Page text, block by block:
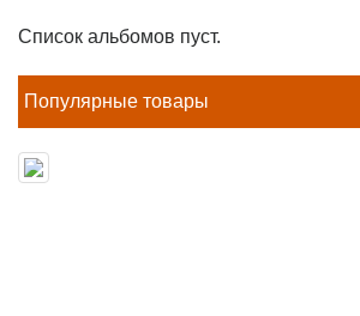
Список альбомов пуст.
Популярные товары